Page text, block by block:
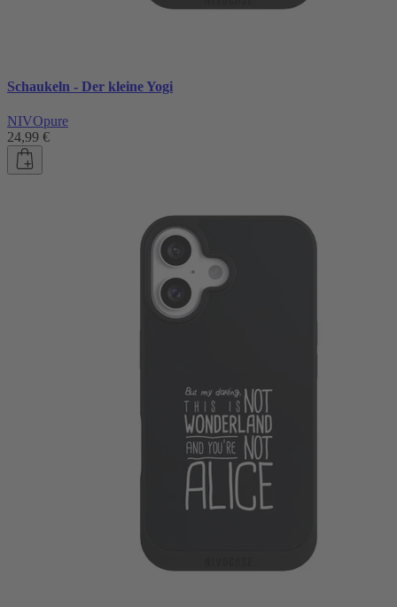
Schaukeln - Der kleine Yogi
NIVOpure
24,99 €